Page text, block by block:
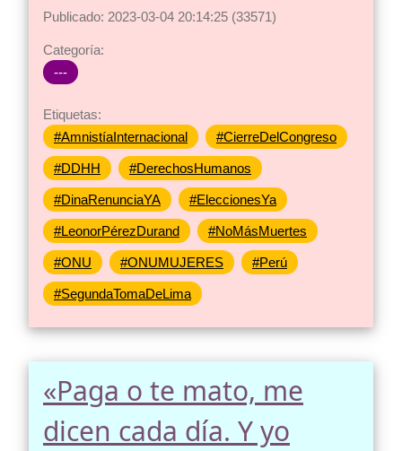
Publicado: 2023-03-04 20:14:25 (33571)
Categoría:
---
Etiquetas:
#AmnistíaInternacional
#CierreDelCongreso
#DDHH #DerechosHumanos
#DinaRenunciaYA #EleccionesYa
#LeonorPérezDurand #NoMásMuertes
#ONU #ONUMUJERES #Perú
#SegundaTomaDeLima
«Paga o te mato, me
dicen cada día. Y yo